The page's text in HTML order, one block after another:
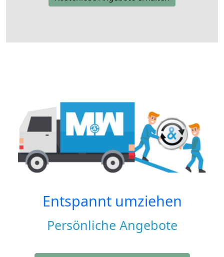
Entspannt umziehen
Persönliche Angebote